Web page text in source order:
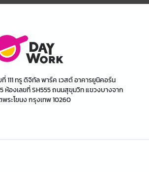
ที่ 111 ทรู ดิจิทัล พาร์ค เวสต์ อาคารยูนิคอร์น
ห้องเลขที่ SH555 ถนนสุขุมวิท แขวงบางจาก
พระโขนง กรุงเทพ 10260